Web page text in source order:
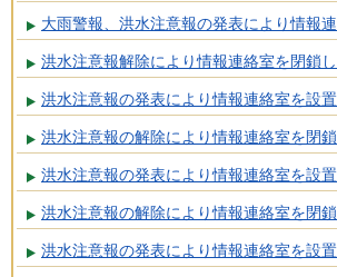
大雨警報、洪水注意報の発表により情報
洪水注意報解除により情報連絡室を閉鎖
洪水注意報の発表により情報連絡室を設
洪水注意報の解除により情報連絡室を閉
洪水注意報の発表により情報連絡室を設
洪水注意報の解除により情報連絡室を閉
洪水注意報の発表により情報連絡室を設